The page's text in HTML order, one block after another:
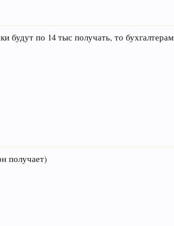
будут по 14 тыс получать, то бухгалтерам
получает)